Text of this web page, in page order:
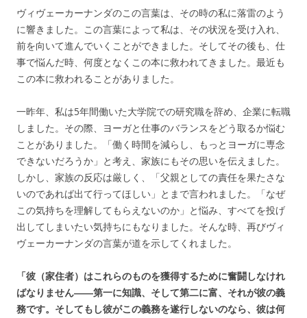
ヴィヴェーカーナンダのこの言葉は、その時の私に落雷のよう
に響きました。この言葉によって私は、その状況を受け入れ、
前を向いて進んでいくことができました。そしてその後も、仕
事で悩んだ時、何度となくこの本に救われてきました。最近も
この本に救われることがありました。
一昨年、私は5年間働いた大学院での研究職を辞め、企業に転職
しました。その際、ヨーガと仕事のバランスをどう取るか悩む
ことがありました。「働く時間を減らし、もっとヨーガに専念
できないだろうか」と考え、家族にもその思いを伝えました。
しかし、家族の反応は厳しく、「父親としての責任を果たさな
いのであれば出て行ってほしい」とまで言われました。「なぜ
この気持ちを理解してもらえないのか」と悩み、すべてを投げ
出してしまいたい気持ちにもなりました。そんな時、再びヴィ
ヴェーカーナンダの言葉が道を示してくれました。
「彼（家住者）はこれらのものを獲得するために奮闘しなけれ
ばなりません――第一に知識、そして第二に富、それが彼の義
務です。そしてもし彼がこの義務を遂行しないのなら、彼は何